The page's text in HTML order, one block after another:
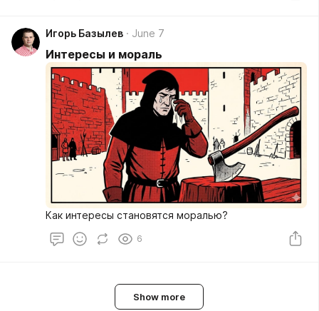
Игорь Базылев June 7
Интересы и мораль
Как интересы становятся моралью?
6
Show more